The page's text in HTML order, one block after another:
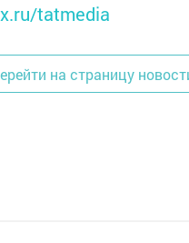
tatmedia
на страницу